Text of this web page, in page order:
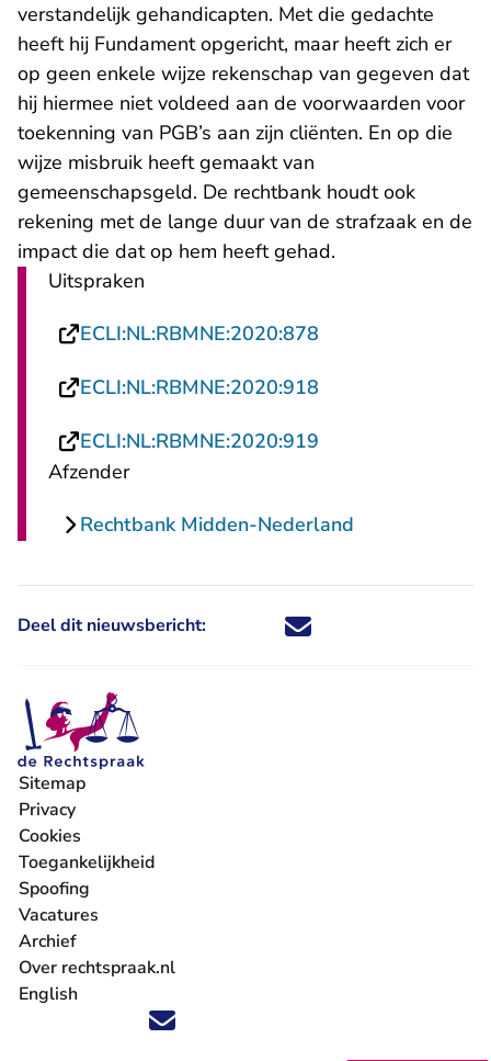
verstandelijk gehandicapten. Met die gedachte
heeft hij Fundament opgericht, maar heeft zich er
op geen enkele wijze rekenschap van gegeven dat
hij hiermee niet voldeed aan de voorwaarden voor
toekenning van PGB’s aan zijn cliënten. En op die
wijze misbruik heeft gemaakt van
gemeenschapsgeld. De rechtbank houdt ook
rekening met de lange duur van de strafzaak en de
impact die dat op hem heeft gehad.
Uitspraken
ECLI:NL:RBMNE:2020:878
ECLI:NL:RBMNE:2020:918
ECLI:NL:RBMNE:2020:919
Afzender
Rechtbank Midden-Nederland
Deel dit nieuwsbericht: Deel dit nieuwsbericht via X -
Deel dit nieuwsbericht via
Deel dit nieuwsbericht
Deel dit
Volg ons op X (Twitter) - U verlaat Rechtspraak.nl
Volg ons op Facebook - U verlaat Rechtspraak.nl
Volg ons op Instagram - U verlaat Rechtspraak.nl
Volg ons op Youtube - U verlaat Rechtspraak.nl
Volg ons op LinkedIn - U verlaat
'Blijf op de hoogte' nieuwsbrief - U verlaat
Sitemap
Privacy
Cookies
Toegankelijkheid
Spoofing
Vacatures
- U verlaat Rechtspraak.nl
Archief
Over rechtspraak.nl
English